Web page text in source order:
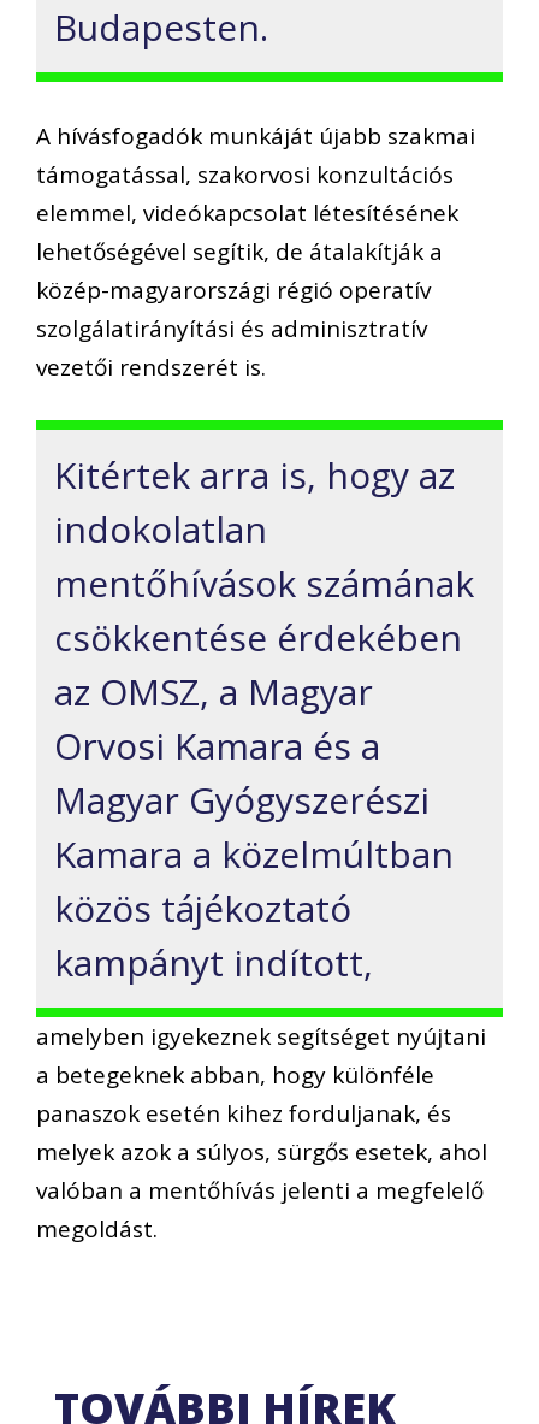
Budapesten.
A hívásfogadók munkáját újabb szakmai
támogatással, szakorvosi konzultációs
elemmel, videókapcsolat létesítésének
lehetőségével segítik, de átalakítják a
közép-magyarországi régió operatív
szolgálatirányítási és adminisztratív
vezetői rendszerét is.
Kitértek arra is, hogy az
indokolatlan
mentőhívások számának
csökkentése érdekében
az OMSZ, a Magyar
Orvosi Kamara és a
Magyar Gyógyszerészi
Kamara a közelmúltban
közös tájékoztató
kampányt indított,
amelyben igyekeznek segítséget nyújtani
a betegeknek abban, hogy különféle
panaszok esetén kihez forduljanak, és
melyek azok a súlyos, sürgős esetek, ahol
valóban a mentőhívás jelenti a megfelelő
megoldást.
TOVÁBBI HÍREK